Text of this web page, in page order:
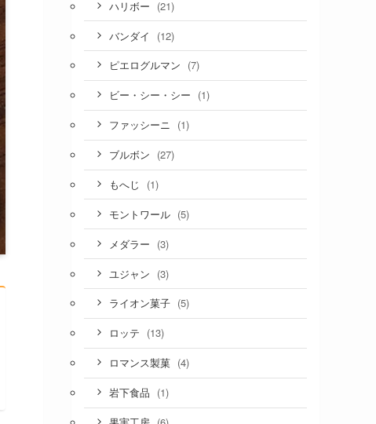
ハリボー (21)
バンダイ (12)
ピエログルマン (7)
ビー・シー・シー (1)
ファッシーニ (1)
ブルボン (27)
もへじ (1)
モントワール (5)
メダラー (3)
ユジャン (3)
ライオン菓子 (5)
ロッテ (13)
ロマンス製菓 (4)
岩下食品 (1)